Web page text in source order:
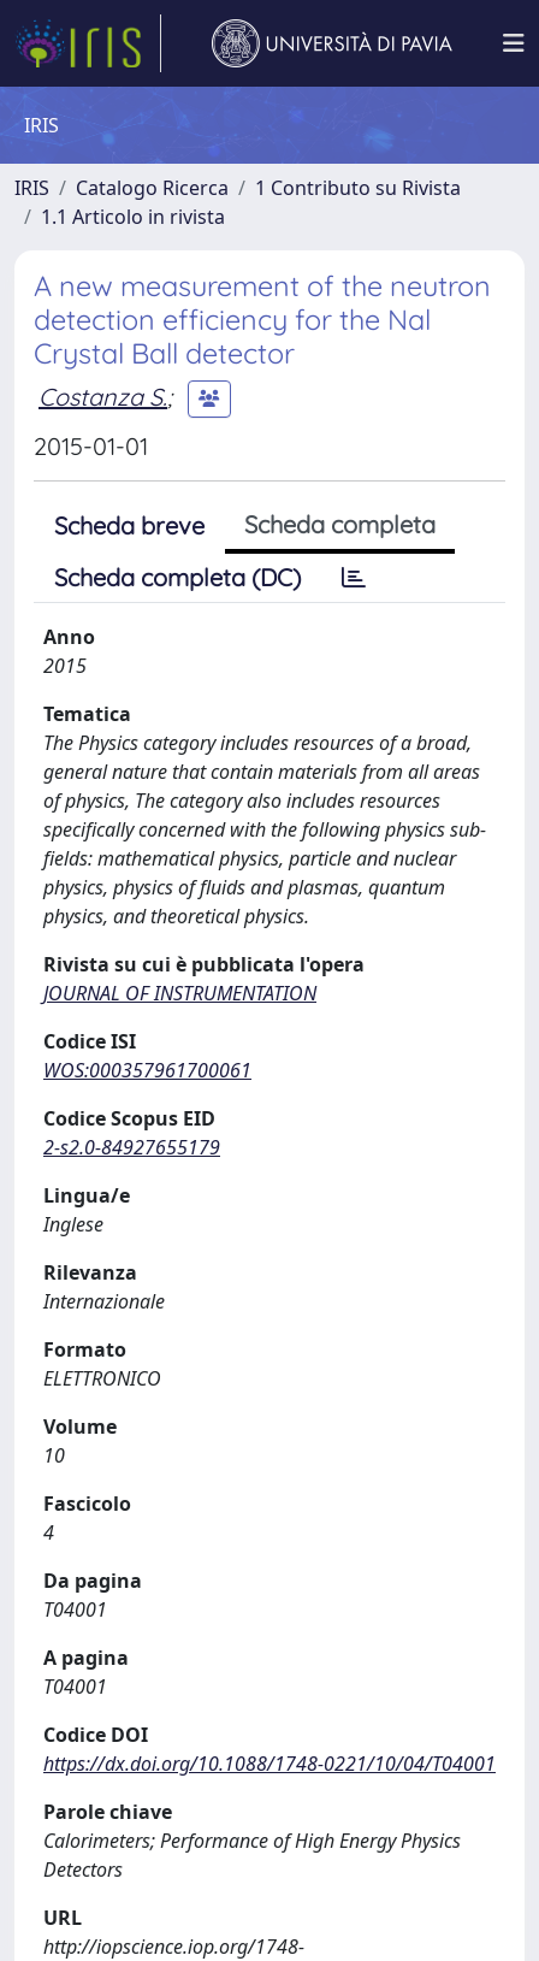
IRIS
IRIS Catalogo Ricerca
1 Contributo su Rivista
1.1 Articolo in rivista
A new measurement of the neutron
detection efficiency for the Nal
Crystal Ball detector
Costanza S.;
2015-01-01
Scheda breve
Scheda completa
Scheda completa (DC)
Anno
2015
Tematica
The Physics category includes resources of a broad,
general nature that contain materials from all areas
of physics, The category also includes resources
specifically concerned with the following physics sub-
fields: mathematical physics, particle and nuclear
physics, physics of fluids and plasmas, quantum
physics, and theoretical physics.
Rivista su cui è pubblicata l'opera
JOURNAL OF INSTRUMENTATION
Codice ISI
WOS:000357961700061
Codice Scopus EID
2-s2.0-84927655179
Lingua/e
Inglese
Rilevanza
Internazionale
Formato
ELETTRONICO
Volume
10
Fascicolo
4
Da pagina
T04001
A pagina
T04001
Codice DOI
https://dx.doi.org/10.1088/1748-0221/10/04/T04001
Parole chiave
Calorimeters; Performance of High Energy Physics
Detectors
URL
http://iopscience.iop.org/1748-